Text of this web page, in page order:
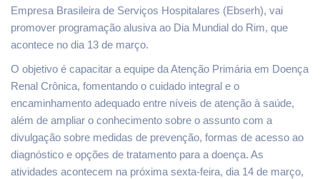
Empresa Brasileira de Serviços Hospitalares (Ebserh), vai
promover programação alusiva ao Dia Mundial do Rim, que
acontece no dia 13 de março.
O objetivo é capacitar a equipe da Atenção Primária em Doença
Renal Crônica, fomentando o cuidado integral e o
encaminhamento adequado entre níveis de atenção à saúde,
além de ampliar o conhecimento sobre o assunto com a
divulgação sobre medidas de prevenção, formas de acesso ao
diagnóstico e opções de tratamento para a doença. As
atividades acontecem na próxima sexta-feira, dia 14 de março,